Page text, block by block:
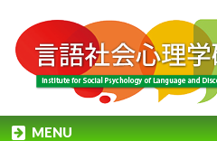
MENU